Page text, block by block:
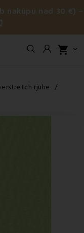
nakupu nad 30 €) –
shopping_cart 
rjuhe